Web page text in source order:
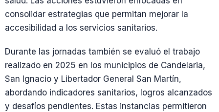
consolidar estrategias que permitan mejorar la
accesibilidad a los servicios sanitarios.
Durante las jornadas también se evaluó el trabajo
realizado en 2025 en los municipios de Candelaria,
San Ignacio y Libertador General San Martín,
abordando indicadores sanitarios, logros alcanzados
y desafíos pendientes. Estas instancias permitieron